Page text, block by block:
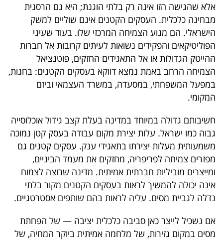
אלא שהגישה הזו אינה רק בלתי הוגנת; היא גם הרסנית
מבחינה כלכלית. העסקים הקטנים אינם שוליים למשק
הישראלי. הם מנוע הצמיחה המרכזי שלו. בעוד שעיני
הפוליטיקאים והפקידים נשואות לעיתים קרובות אל חברות
ההייטק הגדולות או אל התאגידים החזקים, פוטנציאל
הצמיחה הרחב באמת נמצא דווקא בעסקים הקטנים: בחנות,
במפעל המשפחתי, במסעדה, במשרד העצמאי וביזם
המקומי.
חשיבותם גדולה במיוחד במדינה בעלת קצב גידול אוכלוסייה
גבוה כמו ישראל. עלות יצירת מקום עבודה בעסק קטן נמוכה
משמעותית מעלות יצירתו בתאגידי ענק. עסקים קטנים גם
מפזרים צמיחה לפריפריה, מחזקים את מעמד הביניים,
ומייצרים מוביליות חברתית אמיתית. מדינה שרוצה לצמוח
אינה יכולה להמשיך לראות בעסקים הקטנים מקור בלתי
נדלה לגביית מסים. עליה לראות בהם שותפים אסטרטגיים.
אם נשכיל לייצר כאן סביבה כלכלית יציבה — של הפחתת
מסים במקום גזירות, של מלחמה אמיתית ביוקר המחיה, של